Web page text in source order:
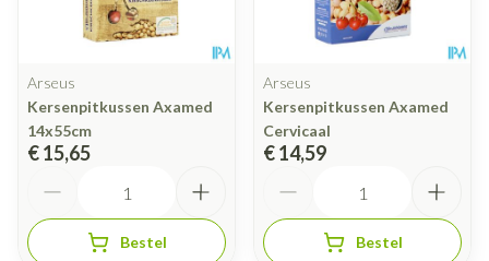
Arseus
Kersenpitkussen Axamed
14x55cm
€ 15,65
Bestel
Arseus
Kersenpitkussen Axamed
Cervicaal
€ 14,59
Bestel